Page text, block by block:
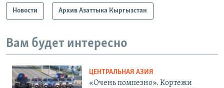
Новости Архив Азаттыка Кыргызстан
Вам будет интересно
ЦЕНТРАЛЬНАЯ АЗИЯ
«Очень помпезно». Кортежи